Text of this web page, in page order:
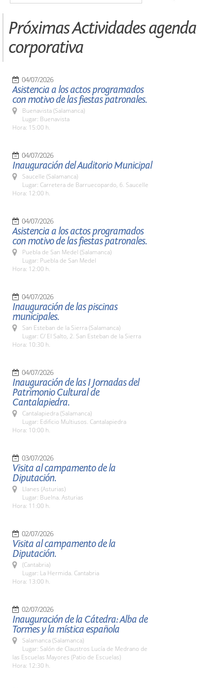
Próximas Actividades agenda
corporativa
04/07/2026
Asistencia a los actos programados
con motivo de las fiestas patronales.
Buenavista (Salamanca)
Lugar: Buenavista
Hora: 15:00 h.
04/07/2026
Inauguración del Auditorio Municipal
Saucelle (Salamanca)
Lugar: Carretera de Barruecopardo, 6. Saucelle
Hora: 12:00 h.
04/07/2026
Asistencia a los actos programados
con motivo de las fiestas patronales.
Puebla de San Medel (Salamanca)
Lugar: Puebla de San Medel
Hora: 12:00 h.
04/07/2026
Inauguración de las piscinas
municipales.
San Esteban de la Sierra (Salamanca)
Lugar: C/ El Salto, 2. San Esteban de la Sierra
Hora: 10:30 h.
04/07/2026
Inauguración de las I Jornadas del
Patrimonio Cultural de
Cantalapiedra.
Cantalapiedra (Salamanca)
Lugar: Edificio Multiusos. Cantalapiedra
Hora: 10:00 h.
03/07/2026
Visita al campamento de la
Diputación.
Llanes (Asturias)
Lugar: Buelna. Asturias
Hora: 11:00 h.
02/07/2026
Visita al campamento de la
Diputación.
(Cantabria)
Lugar: La Hermida. Cantabria
Hora: 13:00 h.
02/07/2026
Inauguración de la Cátedra: Alba de
Tormes y la mística española
Salamanca (Salamanca)
Lugar: Salón de Claustros Lucía de Medrano de
las Escuelas Mayores (Patio de Escuelas)
Hora: 12:30 h.